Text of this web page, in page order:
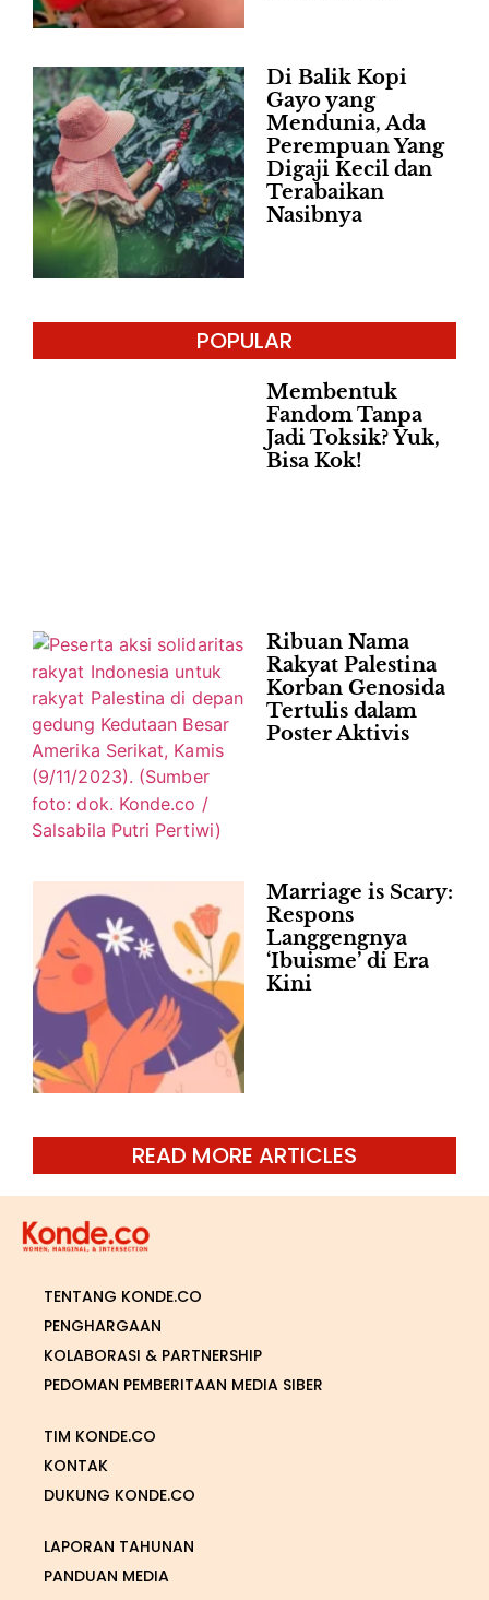
Di Balik Kopi
Gayo yang
Mendunia, Ada
Perempuan Yang
Digaji Kecil dan
Terabaikan
Nasibnya
POPULAR
Membentuk
Fandom Tanpa
Jadi Toksik? Yuk,
Bisa Kok!
Ribuan Nama
Rakyat Palestina
Korban Genosida
Tertulis dalam
Poster Aktivis
Marriage is Scary:
Respons
Langgengnya
‘Ibuisme’ di Era
Kini
READ MORE ARTICLES
TENTANG KONDE.CO
PENGHARGAAN
KOLABORASI & PARTNERSHIP
PEDOMAN PEMBERITAAN MEDIA SIBER
TIM KONDE.CO
KONTAK
DUKUNG KONDE.CO
LAPORAN TAHUNAN
PANDUAN MEDIA